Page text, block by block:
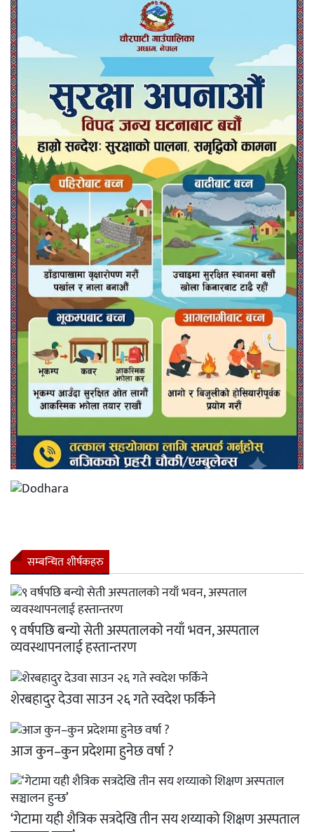
सम्बन्धित शीर्षकहरु
९ वर्षपछि बन्यो सेती अस्पतालको नयाँ भवन, अस्पताल
व्यवस्थापनलाई हस्तान्तरण
शेरबहादुर देउवा साउन २६ गते स्वदेश फर्किने
आज कुन–कुन प्रदेशमा हुनेछ वर्षा ?
‘गेटामा यही शैत्रिक सत्रदेखि तीन सय शय्याको शिक्षण अस्पताल